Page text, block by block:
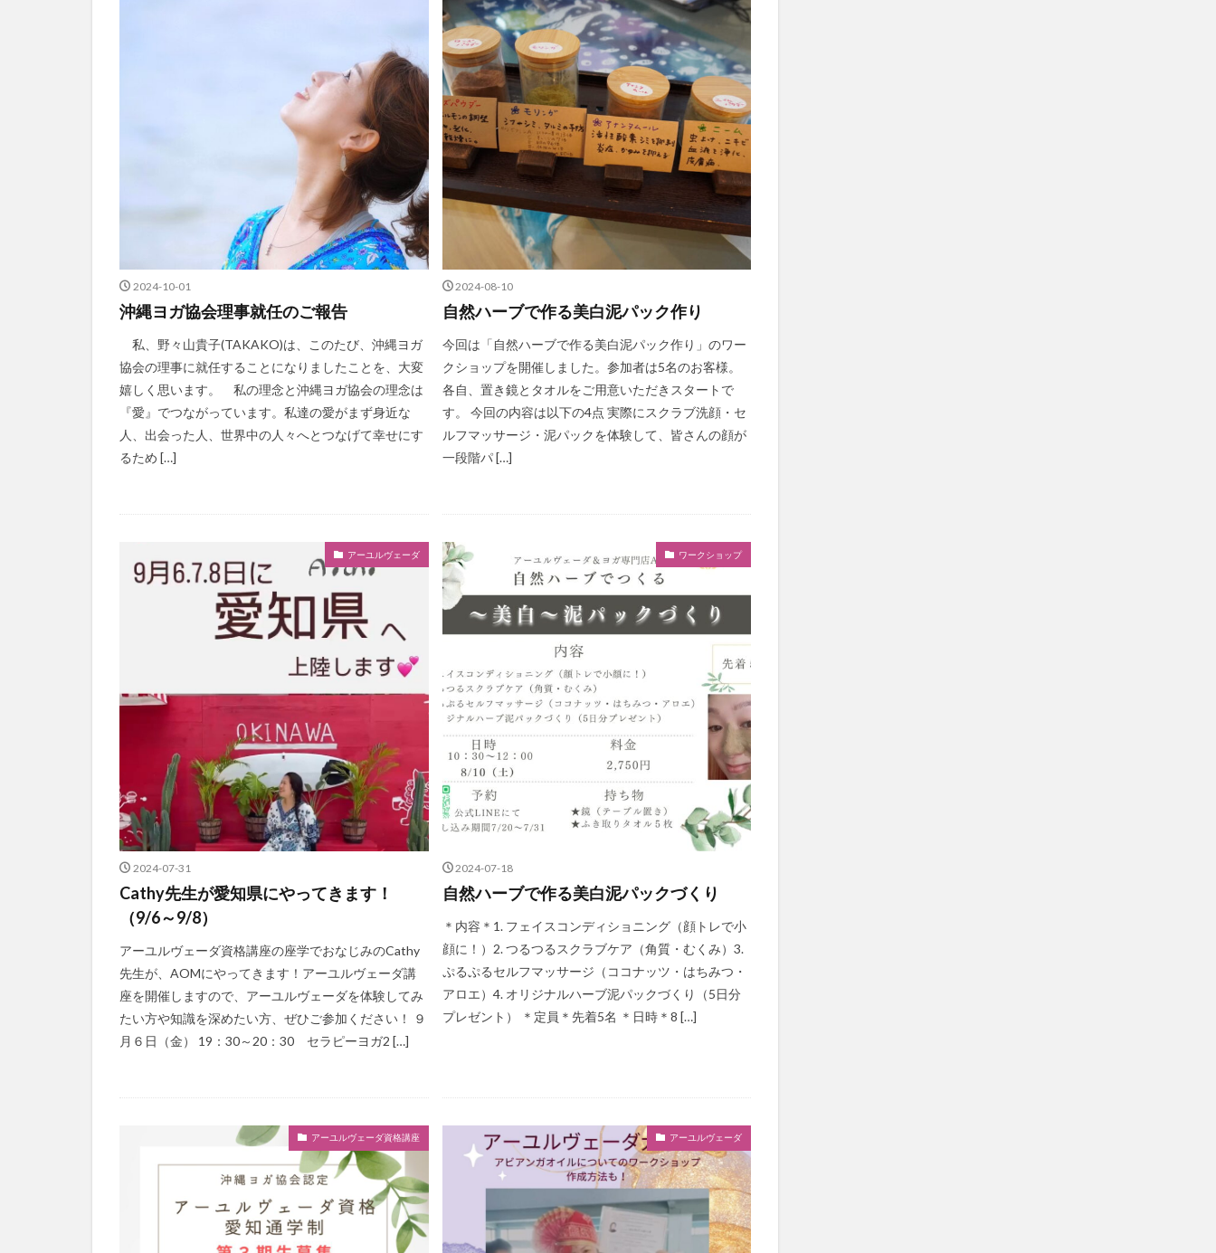
2024-10-01
沖縄ヨガ協会理事就任のご報告
私、野々山貴子(TAKAKO)は、このたび、沖縄ヨガ
協会の理事に就任することになりましたことを、大変
嬉しく思います。 私の理念と沖縄ヨガ協会の理念は
『愛』でつながっています。私達の愛がまず身近な
人、出会った人、世界中の人々へとつなげて幸せにす
るため […]
2024-08-10
自然ハーブで作る美白泥パック作り
今回は「自然ハーブで作る美白泥パック作り」のワー
クショップを開催しました。参加者は5名のお客様。
各自、置き鏡とタオルをご用意いただきスタートで
す。 今回の内容は以下の4点 実際にスクラブ洗顔・セ
ルフマッサージ・泥パックを体験して、皆さんの顔が
一段階パ […]
アーユルヴェーダ
2024-07-31
Cathy先生が愛知県にやってきます！
（9/6～9/8）
アーユルヴェーダ資格講座の座学でおなじみのCathy
先生が、AOMにやってきます！アーユルヴェーダ講
座を開催しますので、アーユルヴェーダを体験してみ
たい方や知識を深めたい方、ぜひご参加ください！ ９
月６日（金） 19：30～20：30 セラピーヨガ2 […]
ワークショップ
2024-07-18
自然ハーブで作る美白泥パックづくり
＊内容＊1. フェイスコンディショニング（顔トレで小
顔に！）2. つるつるスクラブケア（角質・むくみ）3.
ぷるぷるセルフマッサージ（ココナッツ・はちみつ・
アロエ）4. オリジナルハーブ泥パックづくり（5日分
プレゼント） ＊定員＊先着5名 ＊日時＊8 […]
アーユルヴェーダ資格講座 アーユルヴェーダ